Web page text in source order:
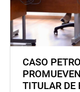
CASO
TITULAR DE